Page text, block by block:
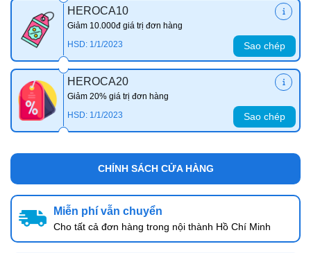
HEROCA10
Giảm 10.000đ giá trị đơn hàng
HSD: 1/1/2023
Sao chép
HEROCA20
Giảm 20% giá trị đơn hàng
HSD: 1/1/2023
Sao chép
CHÍNH SÁCH CỬA HÀNG
Miễn phí vẫn chuyển
Cho tất cả đơn hàng trong nội thành Hồ Chí Minh